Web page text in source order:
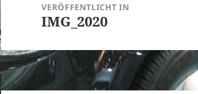
VERÖFFENTLICHT IN
IMG_2020